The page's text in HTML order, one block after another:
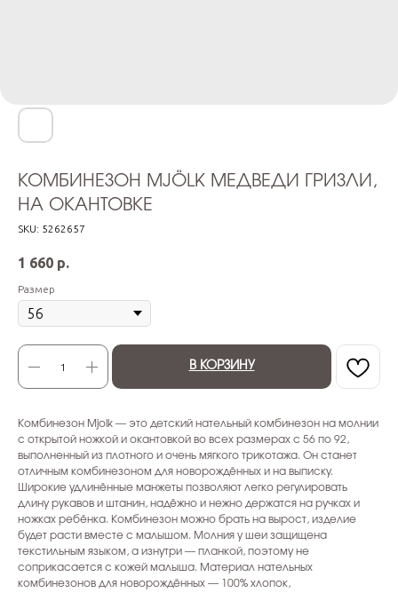
КОМБИНЕЗОН MJÖLK МЕДВЕДИ ГРИЗЛИ,
НА ОКАНТОВКЕ
SKU: 5262657
1 660 р.
Размер
В КОРЗИНУ
Комбинезон Mjolk — это детский нательный комбинезон на молнии
с открытой ножкой и окантовкой во всех размерах с 56 по 92,
выполненный из плотного и очень мягкого трикотажа. Он станет
отличным комбинезоном для новорождённых и на выписку.
Широкие удлинённые манжеты позволяют легко регулировать
длину рукавов и штанин, надёжно и нежно держатся на ручках и
ножках ребёнка. Комбинезон можно брать на вырост, изделие
будет расти вместе с малышом. Молния у шеи защищена
текстильным языком, а изнутри — планкой, поэтому не
соприкасается с кожей малыша. Материал нательных
комбинезонов для новорождённых — 100% хлопок,